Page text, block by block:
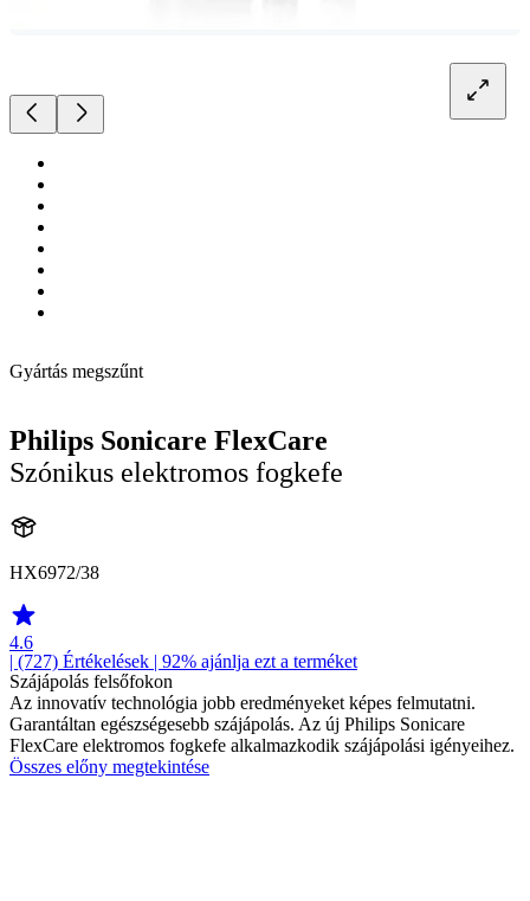
Gyártás megszűnt
Philips Sonicare FlexCare
Szónikus elektromos fogkefe
HX6972/38
4.6
| (727) Értékelések | 92% ajánlja ezt a terméket
Szájápolás felsőfokon
Az innovatív technológia jobb eredményeket képes felmutatni.
Garantáltan egészségesebb szájápolás. Az új Philips Sonicare
FlexCare elektromos fogkefe alkalmazkodik szájápolási igényeihez.
Összes előny megtekintése